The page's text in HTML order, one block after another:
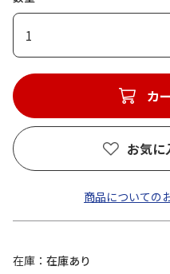
1
カ
お気に
商品についての
在庫
在庫あり